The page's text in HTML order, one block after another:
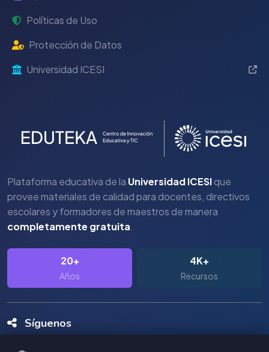
Políticas de Uso
Protección de Datos
Universidad ICESI
Plataforma educativa de la Universidad ICESIque
provee materiales de calidad para docentes, directivos
escolares y formadores de maestros de manera
completamente gratuita.
20+
Años
4K+
Recursos
Síguenos